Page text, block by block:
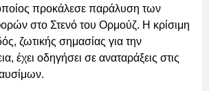
προκάλεσε παράλυση των
στο Στενό του Ορμούζ. Η κρίσιμη
ζωτικής σημασίας για την
έχει οδηγήσει σε αναταράξεις στις